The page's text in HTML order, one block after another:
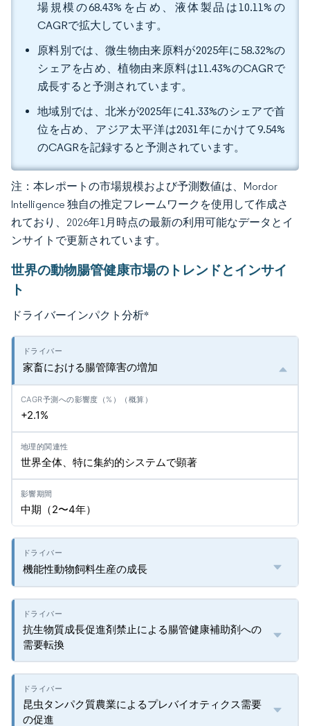
場規模の68.43%を占め、液体製品は10.11%の
CAGRで拡大しています。
原料別では、微生物由来原料が2025年に58.32%の
シェアを占め、植物由来原料は11.43%のCAGRで
成長すると予測されています。
地域別では、北米が2025年に41.33%のシェアで首
位を占め、アジア太平洋は2031年にかけて9.54%
のCAGRを記録すると予測されています。
注：本レポートの市場規模および予測数値は、Mordor
Intelligence 独自の推定フレームワークを使用して作成さ
れており、2026年1月時点の最新の利用可能なデータとイ
ンサイトで更新されています。
世界の動物腸管健康市場のトレンドとインサイ
ト
ドライバーインパクト分析*
家畜における腸管障害の増加
+2.1%
世界全体、特に集約的システムで顕著
中期（2〜4年）
機能性動物飼料生産の成長
抗生物質成長促進剤禁止による腸管健康補助剤への
需要転換
昆虫タンパク質農業によるプレバイオティクス需要
の促進